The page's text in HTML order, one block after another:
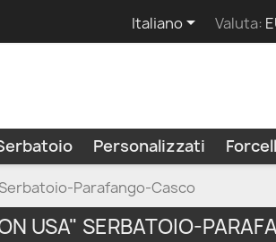
Italiano Valuta:
Personalizzati
Parafango-Casco
USA" SERBATOIO-